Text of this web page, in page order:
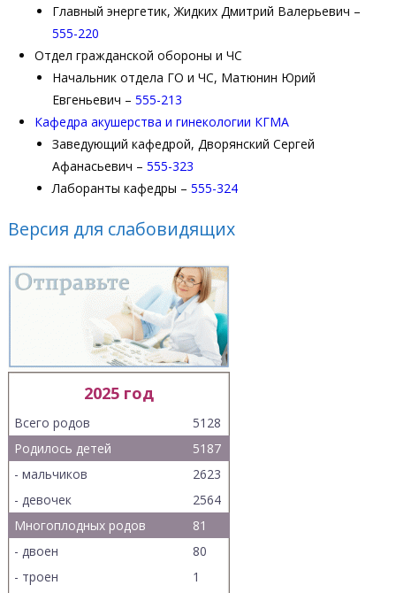
Главный энергетик, Жидких Дмитрий Валерьевич –
555-220
Отдел гражданской обороны и ЧС
Начальник отдела ГО и ЧС, Матюнин Юрий
Евгеньевич – 555-213
Кафедра акушерства и гинекологии КГМА
Заведующий кафедрой, Дворянский Сергей
Афанасьевич – 555-323
Лаборанты кафедры – 555-324
Версия для слабовидящих
2025 год
Всего родов
5128
Родилось детей
5187
- мальчиков
2623
- девочек
2564
Многоплодных родов
81
- двоен
80
- троен
1